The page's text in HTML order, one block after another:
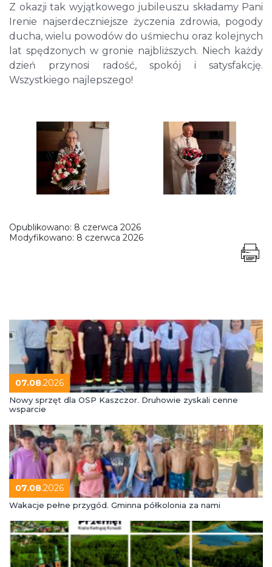
Z okazji tak wyjątkowego jubileuszu składamy Pani
Irenie najserdeczniejsze życzenia zdrowia, pogody
ducha, wielu powodów do uśmiechu oraz kolejnych
lat spędzonych w gronie najbliższych. Niech każdy
dzień przynosi radość, spokój i satysfakcję.
Wszystkiego najlepszego!
Opublikowano: 8 czerwca 2026
Modyfikowano: 8 czerwca 2026
07.08.2026
Nowy sprzęt dla OSP Kaszczor. Druhowie zyskali cenne
wsparcie
07.08.2026
Wakacje pełne przygód. Gminna półkolonia za nami